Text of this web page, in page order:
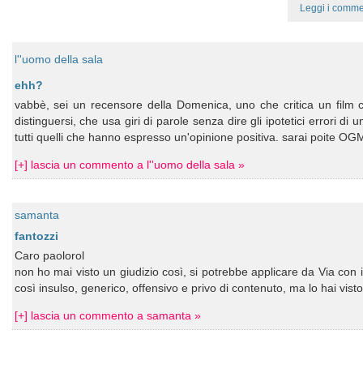
Leggi i
l''uomo della sala
ehh?
vabbè, sei un recensore della Domenica, uno che critica un film
distinguersi, che usa giri di parole senza dire gli ipotetici errori di
tutti quelli che hanno espresso un'opinione positiva. sarai poite
[+] lascia un commento a l''uomo della sala »
samanta
fantozzi
Caro paolorol
non ho mai visto un giudizio così, si potrebbe applicare da Via con
così insulso, generico, offensivo e privo di contenuto, ma lo hai
[+] lascia un commento a samanta »